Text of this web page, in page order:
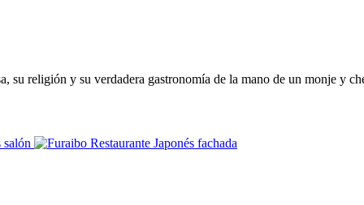
su religión y su verdadera gastronomía de la mano de un monje y